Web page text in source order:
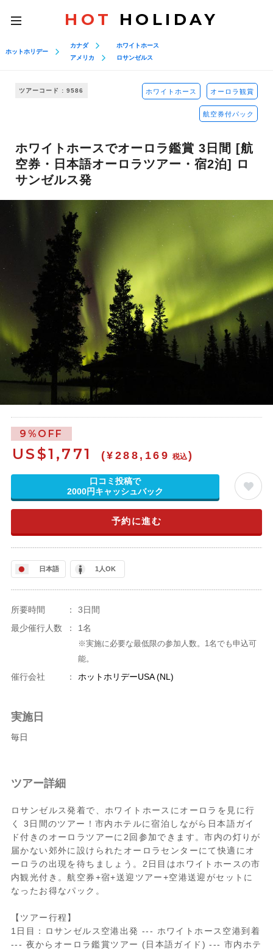
toggle
navigation
HOT HOLIDAY
ホットホリデー
カナダ
アメリカ
ホワイトホース
ロサンゼルス
ツアーコード : 9586 ホワイトホース オーロラ観賞
航空券付パック
ホワイトホースでオーロラ鑑賞 3日間 [航
空券・日本語オーロラツアー・宿2泊] ロ
サンゼルス発
9%OFF
US$1,771 (¥288,169 税込)
口コミ投稿で
2000円キャッシュバック
予約に進む
日本語 1人OK
所要時間 ：
3日間
最少催行人数
： 1名
※実施に必要な最低限の参加人数。1名でも申込可
能。
催行会社 ： ホットホリデーUSA (NL)
実施日
毎日
ツアー詳細
ロサンゼルス発着で、ホワイトホースにオーロラを見に行
く 3日間のツアー！市内ホテルに宿泊しながら日本語ガイ
ド付きのオーロラツアーに2回参加できます。市内の灯りが
届かない郊外に設けられたオーロラセンターにて快適にオ
ーロラの出現を待ちましょう。2日目はホワイトホースの市
内観光付き。航空券+宿+送迎ツアー+空港送迎がセットに
なったお得なパック。
【ツアー行程】
1日目：ロサンゼルス空港出発 --- ホワイトホース空港到着
--- 夜からオーロラ鑑賞ツアー (日本語ガイド) --- 市内ホテ